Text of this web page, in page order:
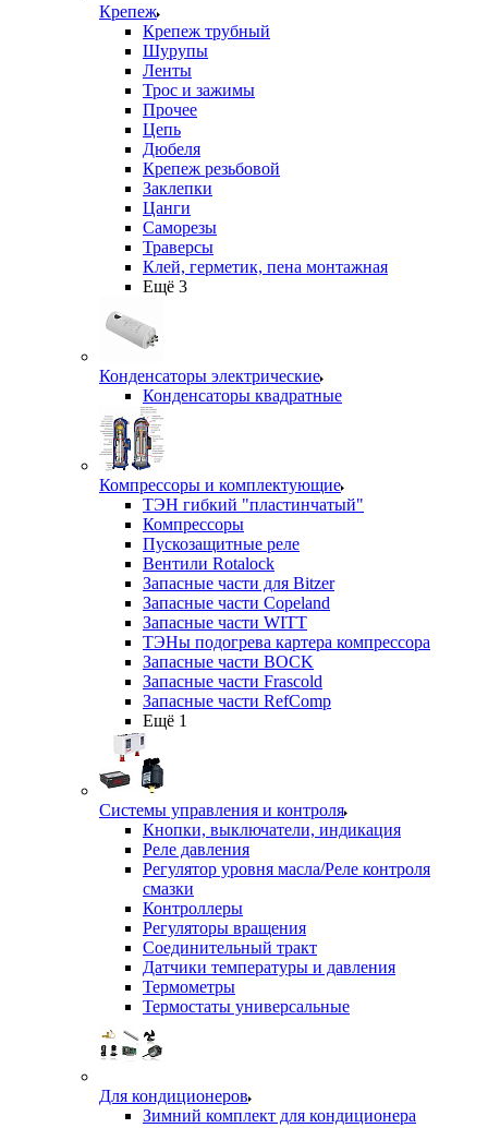
Крепеж
Крепеж трубный
Шурупы
Ленты
Трос и зажимы
Прочее
Цепь
Дюбеля
Крепеж резьбовой
Заклепки
Цанги
Саморезы
Траверсы
Клей, герметик, пена монтажная
Ещё 3
Конденсаторы электрические
Конденсаторы квадратные
Компрессоры и комплектующие
ТЭН гибкий "пластинчатый"
Компрессоры
Пускозащитные реле
Вентили Rotalock
Запасные части для Bitzer
Запасные части Copeland
Запасные части WITT
ТЭНы подогрева картера компрессора
Запасные части BOCK
Запасные части Frascold
Запасные части RefComp
Ещё 1
Системы управления и контроля
Кнопки, выключатели, индикация
Реле давления
Регулятор уровня масла/Реле контроля
смазки
Контроллеры
Регуляторы вращения
Соединительный тракт
Датчики температуры и давления
Термометры
Термостаты универсальные
Для кондиционеров
Зимний комплект для кондиционера